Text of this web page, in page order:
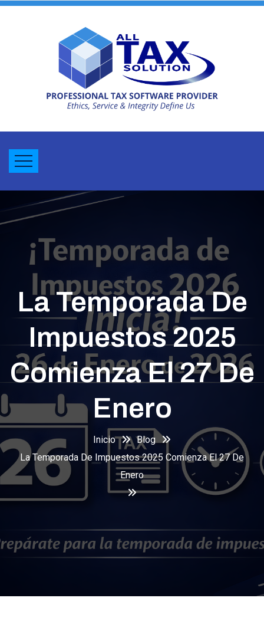
La Temporada De
Impuestos 2025
Comienza El 27 De
Enero
Inicio
Blog
La Temporada De Impuestos 2025 Comienza El 27 De
Enero